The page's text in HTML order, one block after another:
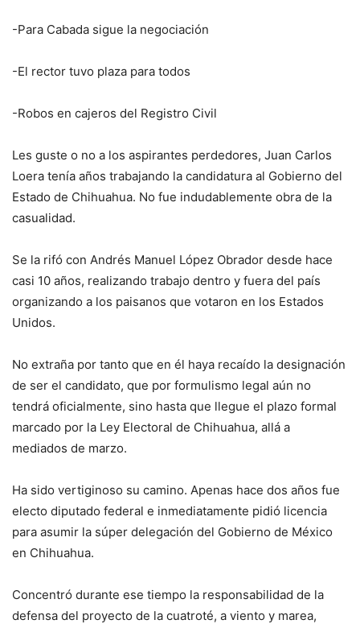
-Para Cabada sigue la negociación
-El rector tuvo plaza para todos
-Robos en cajeros del Registro Civil
Les guste o no a los aspirantes perdedores, Juan Carlos
Loera tenía años trabajando la candidatura al Gobierno del
Estado de Chihuahua. No fue indudablemente obra de la
casualidad.
Se la rifó con Andrés Manuel López Obrador desde hace
casi 10 años, realizando trabajo dentro y fuera del país
organizando a los paisanos que votaron en los Estados
Unidos.
No extraña por tanto que en él haya recaído la designación
de ser el candidato, que por formulismo legal aún no
tendrá oficialmente, sino hasta que llegue el plazo formal
marcado por la Ley Electoral de Chihuahua, allá a
mediados de marzo.
Ha sido vertiginoso su camino. Apenas hace dos años fue
electo diputado federal e inmediatamente pidió licencia
para asumir la súper delegación del Gobierno de México
en Chihuahua.
Concentró durante ese tiempo la responsabilidad de la
defensa del proyecto de la cuatroté, a viento y marea,